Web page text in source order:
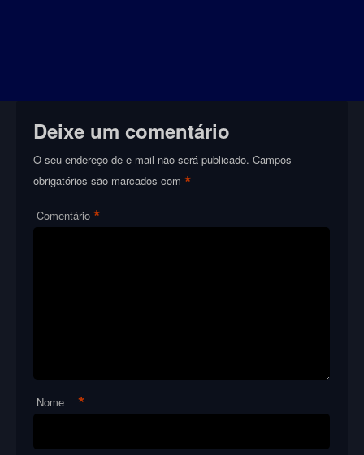
Deixe um comentário
O seu endereço de e-mail não será publicado. Campos
obrigatórios são marcados com*
Comentário *
Nome *